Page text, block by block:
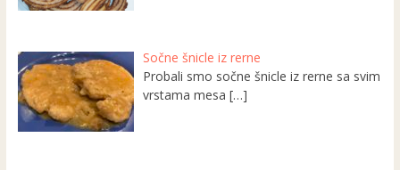
Sočne šnicle iz rerne
Probali smo sočne šnicle iz rerne sa svim
vrstama mesa[…]